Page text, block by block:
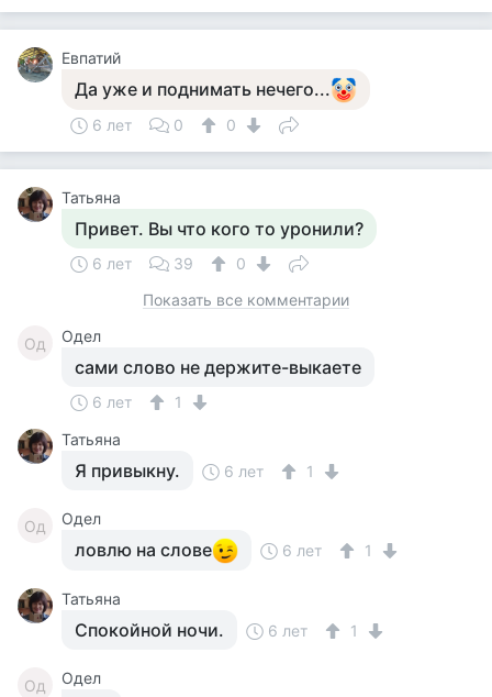
Евпатий
Да уже и поднимать нечего...
6 лет 0 0
Татьяна
Привет. Вы что кого то уронили?
6 лет 39
0
Показать все комментарии
Од Одел
сами слово не держите-выкаете
6 лет
1
Татьяна
Я привыкну. 6 лет 1
Од Одел
ловлю на слове 6 лет 1
Татьяна
Спокойной ночи. 6 лет 1
Од Одел